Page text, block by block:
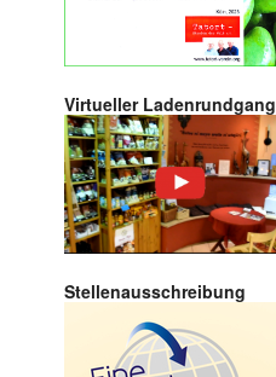
Virtueller Ladenrundgang
Stellenausschreibung